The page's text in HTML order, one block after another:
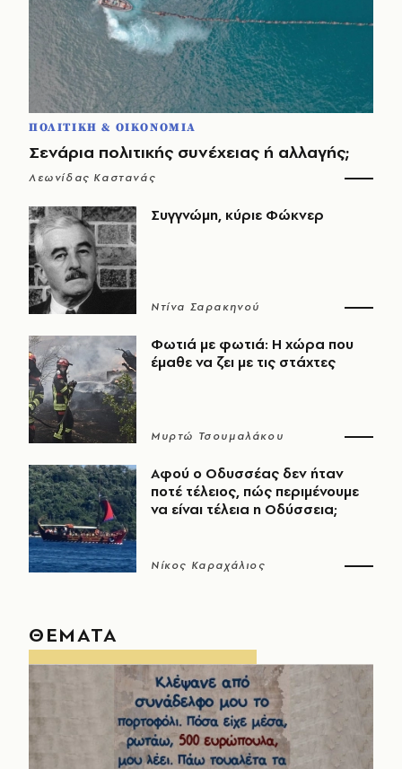
ΠΟΛΙΤΙΚΗ & ΟΙΚΟΝΟΜΙΑ
Σενάρια πολιτικής συνέχειας ή αλλαγής;
Λεωνίδας Καστανάς
Συγγνώμη, κύριε Φώκνερ
Ντίνα Σαρακηνού
Φωτιά με φωτιά: Η χώρα που
έμαθε να ζει με τις στάχτες
Μυρτώ Τσουμαλάκου
Αφού ο Οδυσσέας δεν ήταν
ποτέ τέλειος, πώς περιμένουμε
να είναι τέλεια η Οδύσσεια;
Νίκος Καραχάλιος
ΘΕΜΑΤΑ